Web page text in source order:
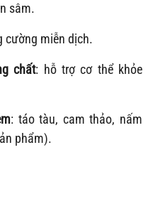
sâm.
cường miễn dịch.
chất: hỗ trợ cơ thể khỏe
: táo tàu, cam thảo, nấm
phẩm).